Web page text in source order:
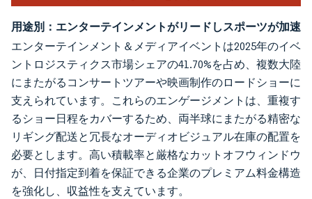
用途別：エンターテインメントがリードしスポーツが加速
エンターテインメント＆メディアイベントは2025年のイベ
ントロジスティクス市場シェアの41.70%を占め、複数大陸
にまたがるコンサートツアーや映画制作のロードショーに
支えられています。これらのエンゲージメントは、重複す
るショー日程をカバーするため、両半球にまたがる精密な
リギング配送と冗長なオーディオビジュアル在庫の配置を
必要とします。高い積載率と厳格なカットオフウィンドウ
が、日付指定到着を保証できる企業のプレミアム料金構造
を強化し、収益性を支えています。